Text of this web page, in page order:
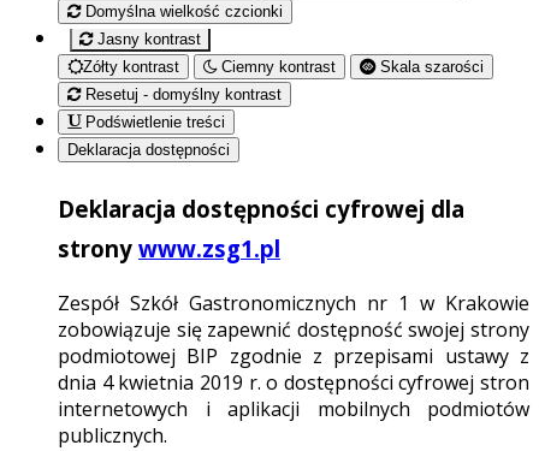
Domyślna wielkość czcionki
Jasny kontrast
Zółty kontrast
Ciemny kontrast
Skala szarości
Resetuj - domyślny kontrast
Podświetlenie treści
Deklaracja dostępności
Deklaracja dostępności cyfrowej dla
strony www.zsg1.pl
Zespół Szkół Gastronomicznych nr 1 w Krakowie
zobowiązuje się zapewnić dostępność swojej strony
podmiotowej BIP zgodnie z przepisami ustawy z
dnia 4 kwietnia 2019 r. o dostępności cyfrowej stron
internetowych i aplikacji mobilnych podmiotów
publicznych.